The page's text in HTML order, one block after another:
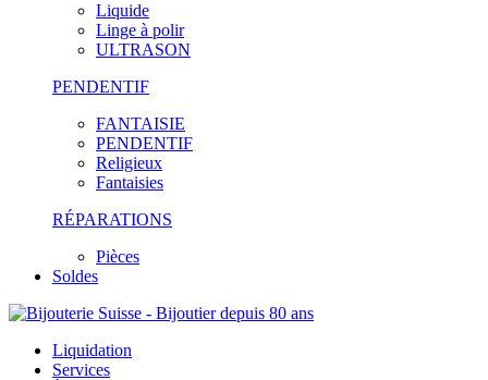
Liquide
Linge à polir
ULTRASON
PENDENTIF
FANTAISIE
PENDENTIF
Religieux
Fantaisies
RÉPARATIONS
Pièces
Soldes
Liquidation
Services